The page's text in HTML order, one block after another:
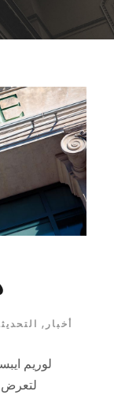
أخبار ,
لوريم